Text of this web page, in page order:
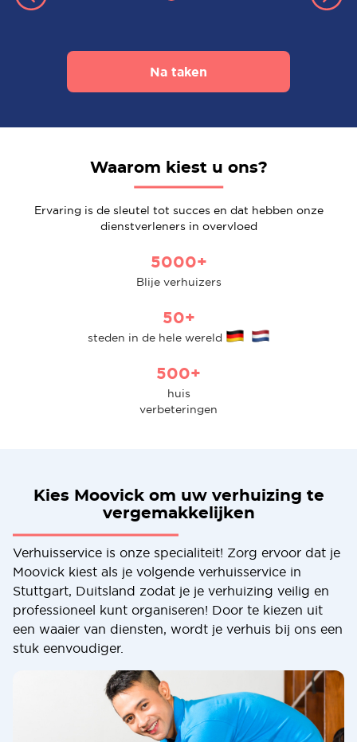
Na taken
Waarom kiest u ons?
Ervaring is de sleutel tot succes en dat hebben onze
dienstverleners in overvloed
5000+
Blije verhuizers
50+
steden in de hele wereld
500+
huis
verbeteringen
Kies Moovick om uw verhuizing te
vergemakkelijken
Verhuisservice is onze specialiteit! Zorg ervoor dat je
Moovick kiest als je volgende verhuisservice in
Stuttgart, Duitsland zodat je je verhuizing veilig en
professioneel kunt organiseren! Door te kiezen uit
een waaier van diensten, wordt je verhuis bij ons een
stuk eenvoudiger.